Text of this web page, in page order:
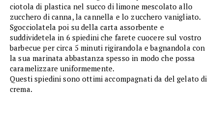
ciotola di plastica nel succo di limone mescolato allo
zucchero di canna, la cannella e lo zucchero vanigliato.
Sgocciolatela poi su della carta assorbente e
suddividetela in 6 spiedini che farete cuocere sul vostro
barbecue per circa 5 minuti rigirandola e bagnandola con
la sua marinata abbastanza spesso in modo che possa
caramelizzare uniformemente.
Questi spiedini sono ottimi accompagnati da del gelato di
crema.